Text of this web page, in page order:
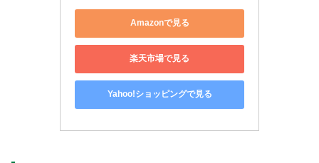
Amazonで見る
楽天市場で見る
Yahoo!ショッピングで見る